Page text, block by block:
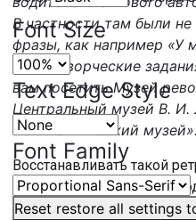
Font Size
Text Edge Style
Font Family
Reset restore all settings
В частности там были
фразы, как например «У
более творческие
вам посетить Музей
Центральный музей В. И.
Политехнический музей».
Восстанавливать такой
простых. На помощь
неравнодушные мастера